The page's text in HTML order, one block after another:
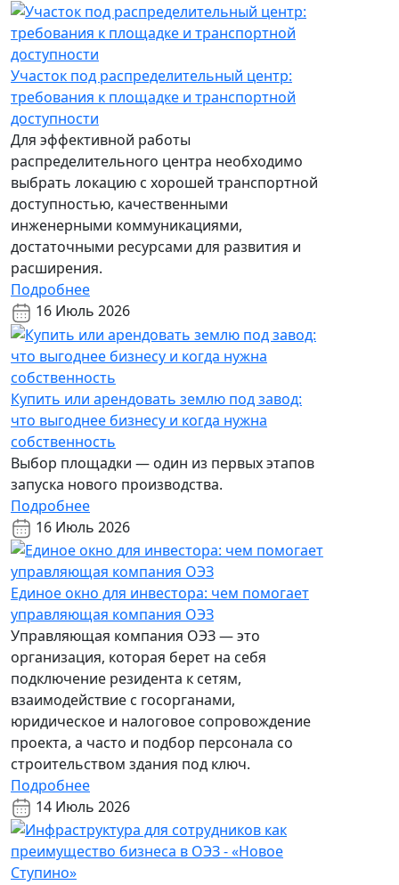
Участок под распределительный центр:
требования к площадке и транспортной
доступности
Для эффективной работы
распределительного центра необходимо
выбрать локацию с хорошей транспортной
доступностью, качественными
инженерными коммуникациями,
достаточными ресурсами для развития и
расширения.
Подробнее
16 Июль 2026
Купить или арендовать землю под завод:
что выгоднее бизнесу и когда нужна
собственность
Выбор площадки — один из первых этапов
запуска нового производства.
Подробнее
16 Июль 2026
Единое окно для инвестора: чем помогает
управляющая компания ОЭЗ
Управляющая компания ОЭЗ — это
организация, которая берет на себя
подключение резидента к сетям,
взаимодействие с госорганами,
юридическое и налоговое сопровождение
проекта, а часто и подбор персонала со
строительством здания под ключ.
Подробнее
14 Июль 2026